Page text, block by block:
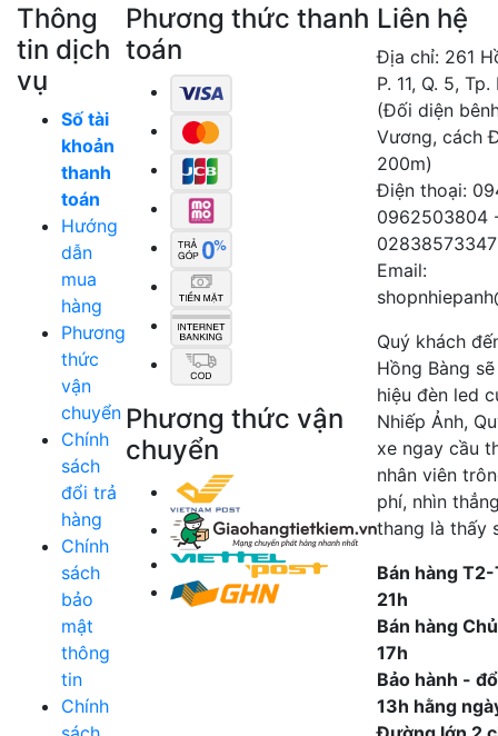
Thông
tin dịch
vụ
Số tài
khoản
thanh
toán
Hướng
dẫn
mua
hàng
Phương
thức
vận
chuyển
Chính
sách
đổi trả
hàng
Chính
sách
bảo
mật
thông
tin
Chính
Phương thức thanh
toán
Phương thức vận
chuyển
Liên hệ
Địa chỉ: 261
P. 11, Q. 5,
(Đối diện
Vương, cách
200m)
Điện thoại:
0962503804
02838573347
Email:
Quý khách
Hồng Bàng
hiệu đèn led
Nhiếp Ảnh,
xe ngay cầu
nhân viên
phí, nhìn
thang là thấy
Bán hàng
21h
Bán hàng
17h
Bảo hành -
13h hằng